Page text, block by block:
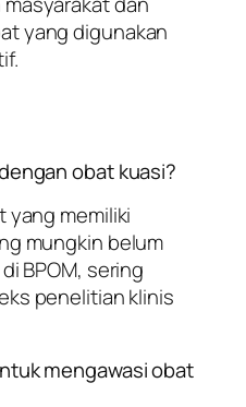
yang digunakan
obat kuasi?
yang memiliki
mungkin belum
BPOM, sering
penelitian klinis
mengawasi obat